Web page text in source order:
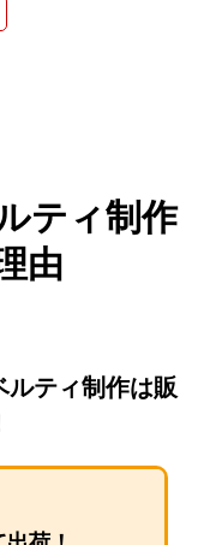
ティ制作
由
ルティ制作は販